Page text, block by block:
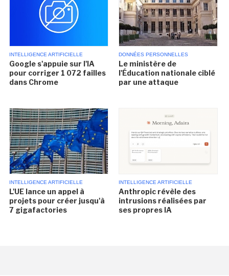
INTELLIGENCE ARTIFICIELLE
Google s'appuie sur l'IA
pour corriger 1 072 failles
dans Chrome
DONNÉES PERSONNELLES
Le ministère de
l'Éducation nationale ciblé
par une attaque
INTELLIGENCE ARTIFICIELLE
L'UE lance un appel à
projets pour créer jusqu'à
7 gigafactories
INTELLIGENCE ARTIFICIELLE
Anthropic révèle des
intrusions réalisées par
ses propres IA